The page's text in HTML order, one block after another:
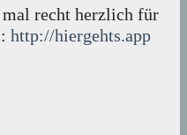
mal recht herzlich für
http://hiergehts.app